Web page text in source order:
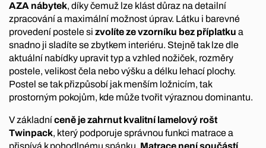
AZA nábytek, díky čemuž lze klást důraz na detailní
zpracování a maximální možnost úprav. Látku i barevné
provedení postele si zvolíte ze vzorníku bez příplatku a
snadno ji sladíte se zbytkem interiéru. Stejně tak lze dle
aktuální nabídky upravit typ a vzhled nožiček, rozměry
postele, velikost čela nebo výšku a délku lehací plochy.
Postel se tak přizpůsobí jak menším ložnicím, tak
prostorným pokojům, kde může tvořit výraznou dominantu.
V základníceně je zahrnut kvalitní lamelový rošt
Twinpack, který podporuje správnou funkci matrace a